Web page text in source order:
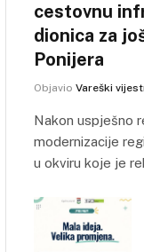
cestovnu
dionica za
Ponijera
Objavio Vareški
Nakon uspješno
modernizacije
u okviru koje je